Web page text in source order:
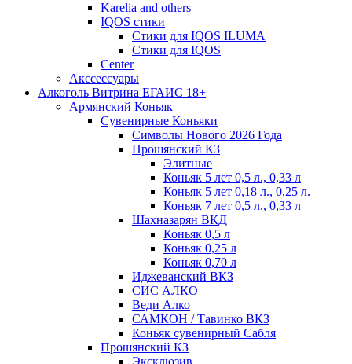
Karelia and others
IQOS стики
Стики для IQOS ILUMA
Стики для IQOS
Сenter
Акссессуары
Алкоголь Витрина ЕГАИС 18+
Армянский Коньяк
Сувенирные Коньяки
Символы Нового 2026 Года
Прошянский КЗ
Элитные
Коньяк 5 лет 0,5 л., 0,33 л
Коньяк 5 лет 0,18 л., 0,25 л.
Коньяк 7 лет 0,5 л., 0,33 л
Шахназарян ВКД
Коньяк 0,5 л
Коньяк 0,25 л
Коньяк 0,70 л
Иджеванский ВКЗ
СИС АЛКО
Веди Алко
САМКОН / Тавинко ВКЗ
Коньяк сувенирный Сабля
Прошянский КЗ
Эксклюзив